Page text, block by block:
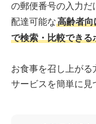
の郵便番号の入力だ
配達可能な高齢者
で検索・比較でき
お食事を召し上が
サービスを簡単に見